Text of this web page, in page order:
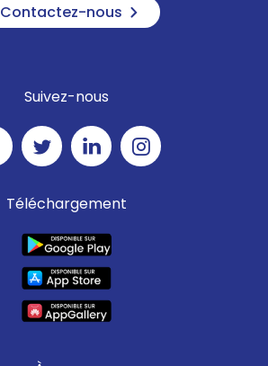
Contactez-nous
Suivez-nous
Téléchargement